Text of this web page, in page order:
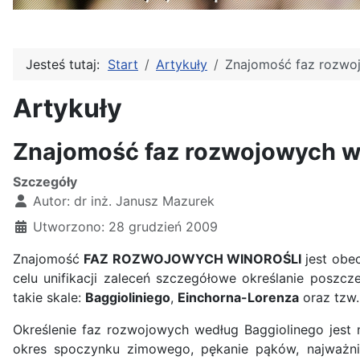
Jesteś tutaj: Start Artykuły Znajomość faz
Artykuły
Znajomość faz rozwojowych
Szczegóły
Autor: dr inż. Janusz Mazurek
Utworzono: 28 grudzień 2009
Znajomość FAZ ROZWOJOWYCH WINOROŚLI jest
celu unifikacji zaleceń szczegółowe określanie
takie skale: Baggioliniego, Einchorna-Lorenza oraz
Określenie faz rozwojowych według Baggiolinego
okres spoczynku zimowego, pękanie pąków,